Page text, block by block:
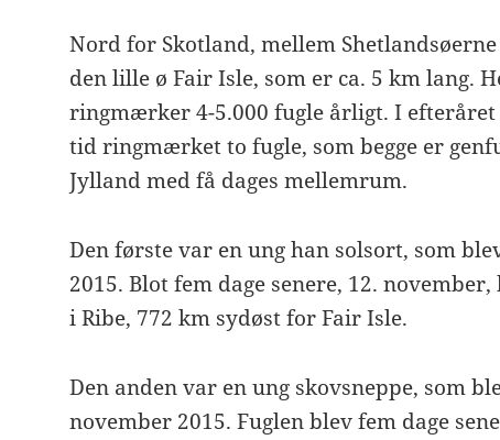
Nord for Skotland, mellem
den lille ø Fair Isle, som er ca. 5 km lang.
ringmærker 4-5.000 fugle årligt. I
tid ringmærket to fugle, som begge er
Jylland med få dages mellemrum.
Den første var en ung han solsort, som
2015. Blot fem dage senere, 12.
i Ribe, 772 km sydøst for Fair Isle.
Den anden var en ung skovsneppe, som
november 2015. Fuglen blev fem dage